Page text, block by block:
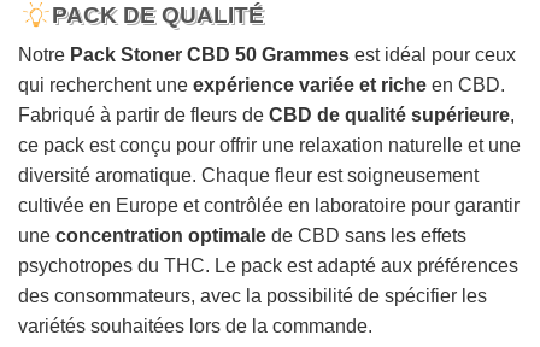
PACK DE QUALITÉ
Notre Pack Stoner CBD 50 Grammes est idéal pour ceux
qui recherchent une expérience variée et riche en CBD.
Fabriqué à partir de fleurs de CBD de qualité supérieure,
ce pack est conçu pour offrir une relaxation naturelle et une
diversité aromatique. Chaque fleur est soigneusement
cultivée en Europe et contrôlée en laboratoire pour garantir
une concentration optimale de CBD sans les effets
psychotropes du THC. Le pack est adapté aux préférences
des consommateurs, avec la possibilité de spécifier les
variétés souhaitées lors de la commande.